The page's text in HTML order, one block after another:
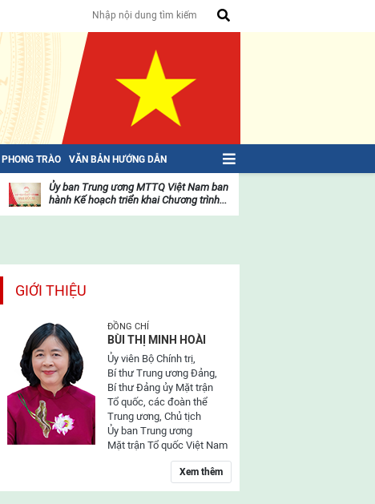
TRÀO VĂN BẢN HƯỚNG DẪN
mặt
trận
Ủy ban Trung ương MTTQ Việt Nam ban
hành Kế hoạch triển khai Chương trình...
GIỚI THIỆU
ĐỒNG CHÍ
BÙI THỊ MINH HOÀI
Ủy viên Bộ Chính trị,
Bí thư Trung ương Đảng,
Bí thư Đảng ủy Mặt trận
Tổ quốc, các đoàn thể
Trung ương, Chủ tịch
Ủy ban Trung ương
Mặt trận Tổ quốc Việt Nam
Xem thêm